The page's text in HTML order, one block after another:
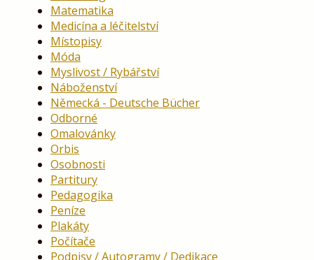
Matematika
Medicína a léčitelství
Místopisy
Móda
Myslivost / Rybářství
Náboženství
Německá - Deutsche Bücher
Odborné
Omalovánky
Orbis
Osobnosti
Partitury
Pedagogika
Peníze
Plakáty
Počítače
Podpisy / Autogramy / Dedikace